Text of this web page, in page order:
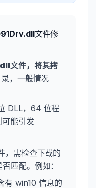
文件修
文件，将其拷
，一般情况
DLL，64 位程
能引发
，需检查下载的
匹配。例如：
有 win10 信息的